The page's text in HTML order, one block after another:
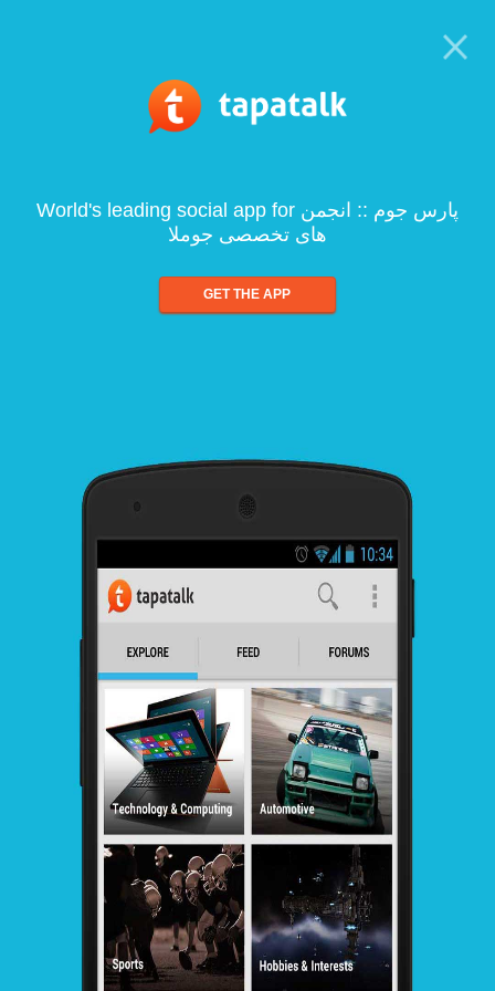
World's leading social app for پارس جوم :: انجمن
های تخصصی جوملا
GET THE APP